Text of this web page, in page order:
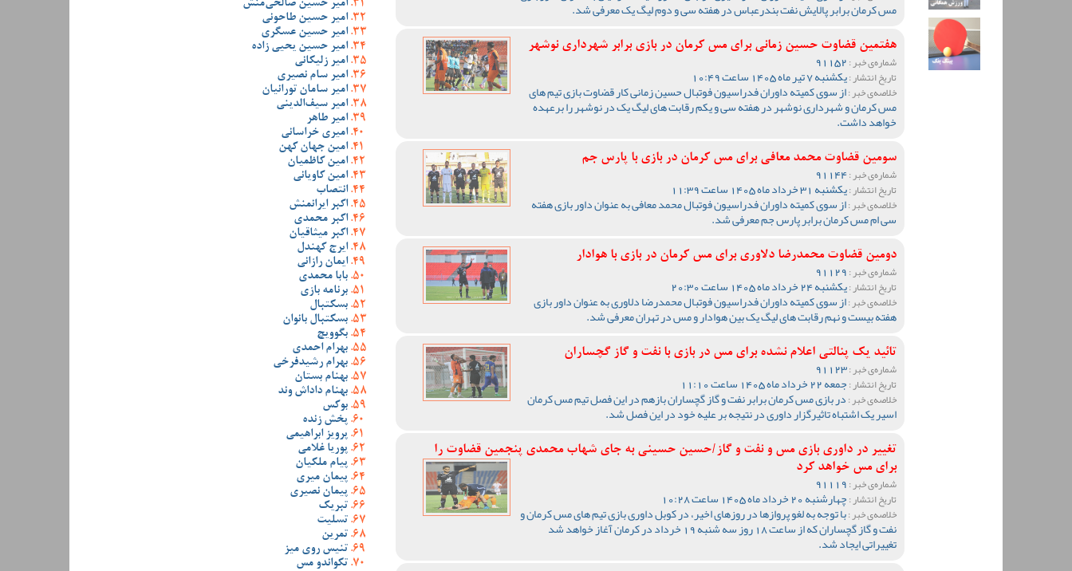
مس کرمان برابر پالایش نفت بندرعباس در هفته سی و دوم لیگ یک معرفی شد.
هفتمین قضاوت حسین زمانی برای مس کرمان در بازی برابر شهرداری نوشهر
شماره‌ی خبر :
تاریخ انتشار :یکشنبه 7 تیر ماه 1405 ساعت 10:49
خلاصه‌ی خبر :از سوی کمیته داوران فدراسیون فوتبال حسین زمانی کار قضاوت بازی تیم های
مس کرمان و شهرداری نوشهر در هفته سی و یکم رقابت های لیگ یک در نوشهر را برعهده
خواهد داشت.
سومین قضاوت محمد معافی برای مس کرمان در بازی با پارس جم
شماره‌ی خبر :91144
تاریخ انتشار :یکشنبه 31 خرداد ماه 1405 ساعت 11:39
خلاصه‌ی خبر :از سوی کمیته داوران فدراسیون فوتبال محمد معافی به عنوان داور بازی هفته
سی ام مس کرمان برابر پارس جم معرفی شد.
دومین قضاوت محمدرضا دلاوری برای مس کرمان در بازی با هوادار
شماره‌ی خبر :
تاریخ انتشار :یکشنبه 24 خرداد ماه 1405 ساعت 20:30
خلاصه‌ی خبر :از سوی کمیته داوران فدراسیون فوتبال محمدرضا دلاوری به عنوان داور بازی
هفته بیست و نهم رقابت های لیگ یک بین هوادار و مس در تهران معرفی شد.
تائید یک پنالتی اعلام نشده برای مس در بازی با نفت و گاز گچساران
شماره‌ی خبر :91123
تاریخ انتشار :جمعه 22 خرداد ماه 1405 ساعت 11:10
خلاصه‌ی خبر :در بازی مس کرمان برابر نفت و گاز گچساران بازهم در این فصل تیم مس کرمان
اسیر یک اشتباه تاثیرگزار داوری در نتیجه بر علیه خود در این فصل شد.
تغییر در داوری بازی مس و نفت و گاز/حسین حسینی به جای شهاب محمدی پنجمین قضاوت را
برای مس خواهد کرد
شماره‌ی خبر :
تاریخ انتشار :چهارشنبه 20 خرداد ماه 1405 ساعت 10:28
خلاصه‌ی خبر :با توجه به لغو پروازها در روزهای اخیر، در کوبل داوری بازی تیم های مس کرمان و
نفت و گاز گچساران که از ساعت 18 روز سه شنبه 19 خرداد در کرمان آغاز خواهد شد
تغییراتی ایجاد شد.
امیر حسین صالحی‌منش
امیر حسین طاحونی
امیر حسین عسگری
امیر حسین یحیی زاده
امیر زلیکانی
امیر سام نصیری
امیر سامان تورانیان
امیر سیف‌الدینی
امیر طاهر
امیری خراسانی
امین جهان کهن
امین کاظمیان
امین کاویانی
انتصاب
اکبر ایرانمنش
اکبر محمدی
اکبر میثاقیان
ایرج کهندل
ایمان رازانی
بابا محمدی
برنامه بازی
بسکتبال
بسکتبال بانوان
بگوویچ
بهرام احمدی
بهرام رشیدفرخی
بهنام بستان
بهنام داداش وند
بوکس
پخش زنده
پرویز ابراهیمی
پوریا غلامی
پیام ملکیان
پیمان میری
پیمان نصیری
تبریک
تسلیت
تمرین
تنیس روی میز
تکواندو مس